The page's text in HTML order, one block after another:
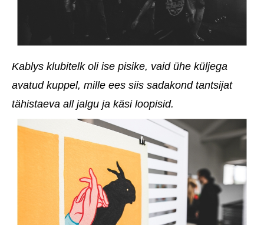
Kablys klubitelk oli ise pisike, vaid ühe küljega
avatud kuppel, mille ees siis sadakond tantsijat
tähistaeva all jalgu ja käsi loopisid.